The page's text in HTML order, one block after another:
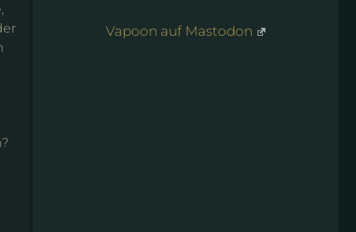
Vapoon auf Mastodon